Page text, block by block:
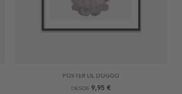
POSTER LIL DOGGO
DESDE 9,95 €